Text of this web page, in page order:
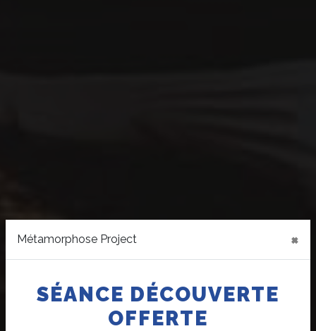
Métamorphose Project ×
SÉANCE DÉCOUVERTE
OFFERTE